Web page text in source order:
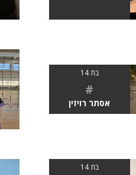
בת 14
#
אסתר רויזין
בת 14